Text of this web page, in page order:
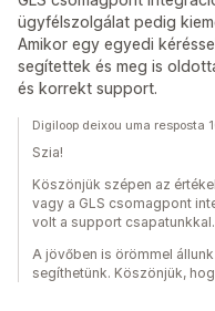
ügyfélszolgálat pedig
Amikor egy egyedi
segítettek és meg is
és korrekt support.
Digiloop deixou uma resposta
Szia!
Köszönjük szépen az
vagy a GLS csomagpont
volt a support csapatunkkal.
A jövőben is örömmel
segíthetünk. Köszönjük,